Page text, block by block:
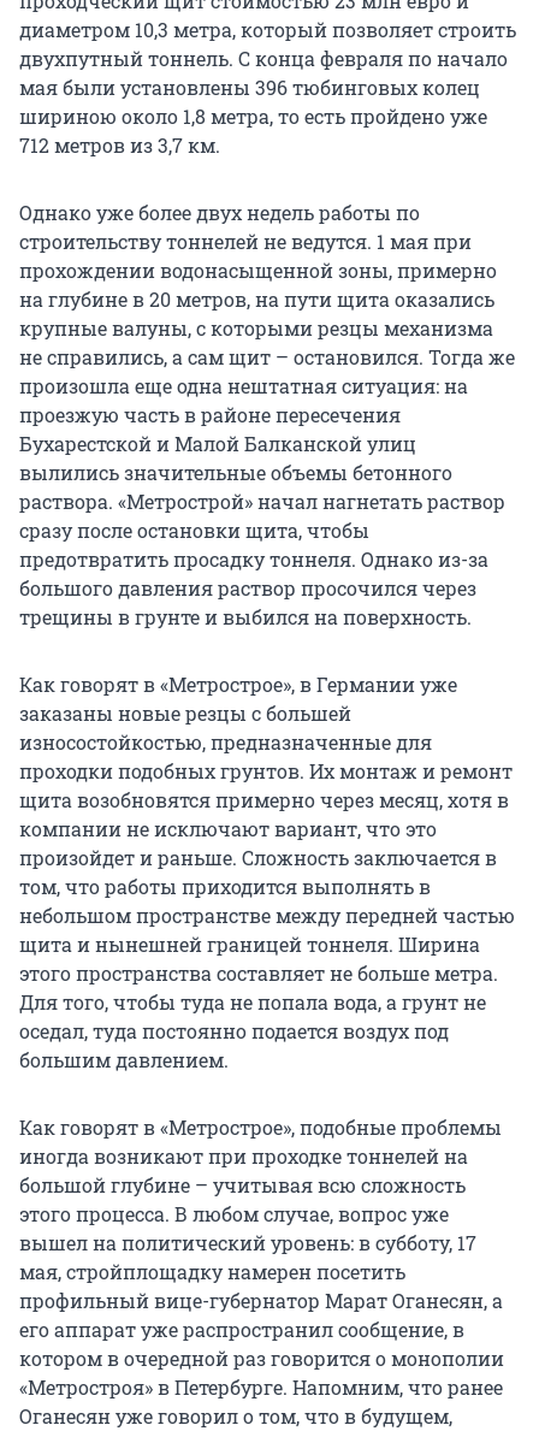
диаметром 10,3 метра, который позволяет строить
двухпутный тоннель. С конца февраля по начало
мая были установлены 396 тюбинговых колец
шириною около 1,8 метра, то есть пройдено уже
712 метров из 3,7 км.
Однако уже более двух недель работы по
строительству тоннелей не ведутся. 1 мая при
прохождении водонасыщенной зоны, примерно
на глубине в 20 метров, на пути щита оказались
крупные валуны, с которыми резцы механизма
не справились, а сам щит – остановился. Тогда же
произошла еще одна нештатная ситуация: на
проезжую часть в районе пересечения
Бухарестской и Малой Балканской улиц
вылились значительные объемы бетонного
раствора. «Метрострой» начал нагнетать раствор
сразу после остановки щита, чтобы
предотвратить просадку тоннеля. Однако из-за
большого давления раствор просочился через
трещины в грунте и выбился на поверхность.
Как говорят в «Метрострое», в Германии уже
заказаны новые резцы с большей
износостойкостью, предназначенные для
проходки подобных грунтов. Их монтаж и ремонт
щита возобновятся примерно через месяц, хотя в
компании не исключают вариант, что это
произойдет и раньше. Сложность заключается в
том, что работы приходится выполнять в
небольшом пространстве между передней частью
щита и нынешней границей тоннеля. Ширина
этого пространства составляет не больше метра.
Для того, чтобы туда не попала вода, а грунт не
оседал, туда постоянно подается воздух под
большим давлением.
Как говорят в «Метрострое», подобные проблемы
иногда возникают при проходке тоннелей на
большой глубине – учитывая всю сложность
этого процесса. В любом случае, вопрос уже
вышел на политический уровень: в субботу, 17
мая, стройплощадку намерен посетить
профильный вице-губернатор Марат Оганесян, а
его аппарат уже распространил сообщение, в
котором в очередной раз говорится о монополии
«Метростроя» в Петербурге. Напомним, что ранее
Оганесян уже говорил о том, что в будущем,